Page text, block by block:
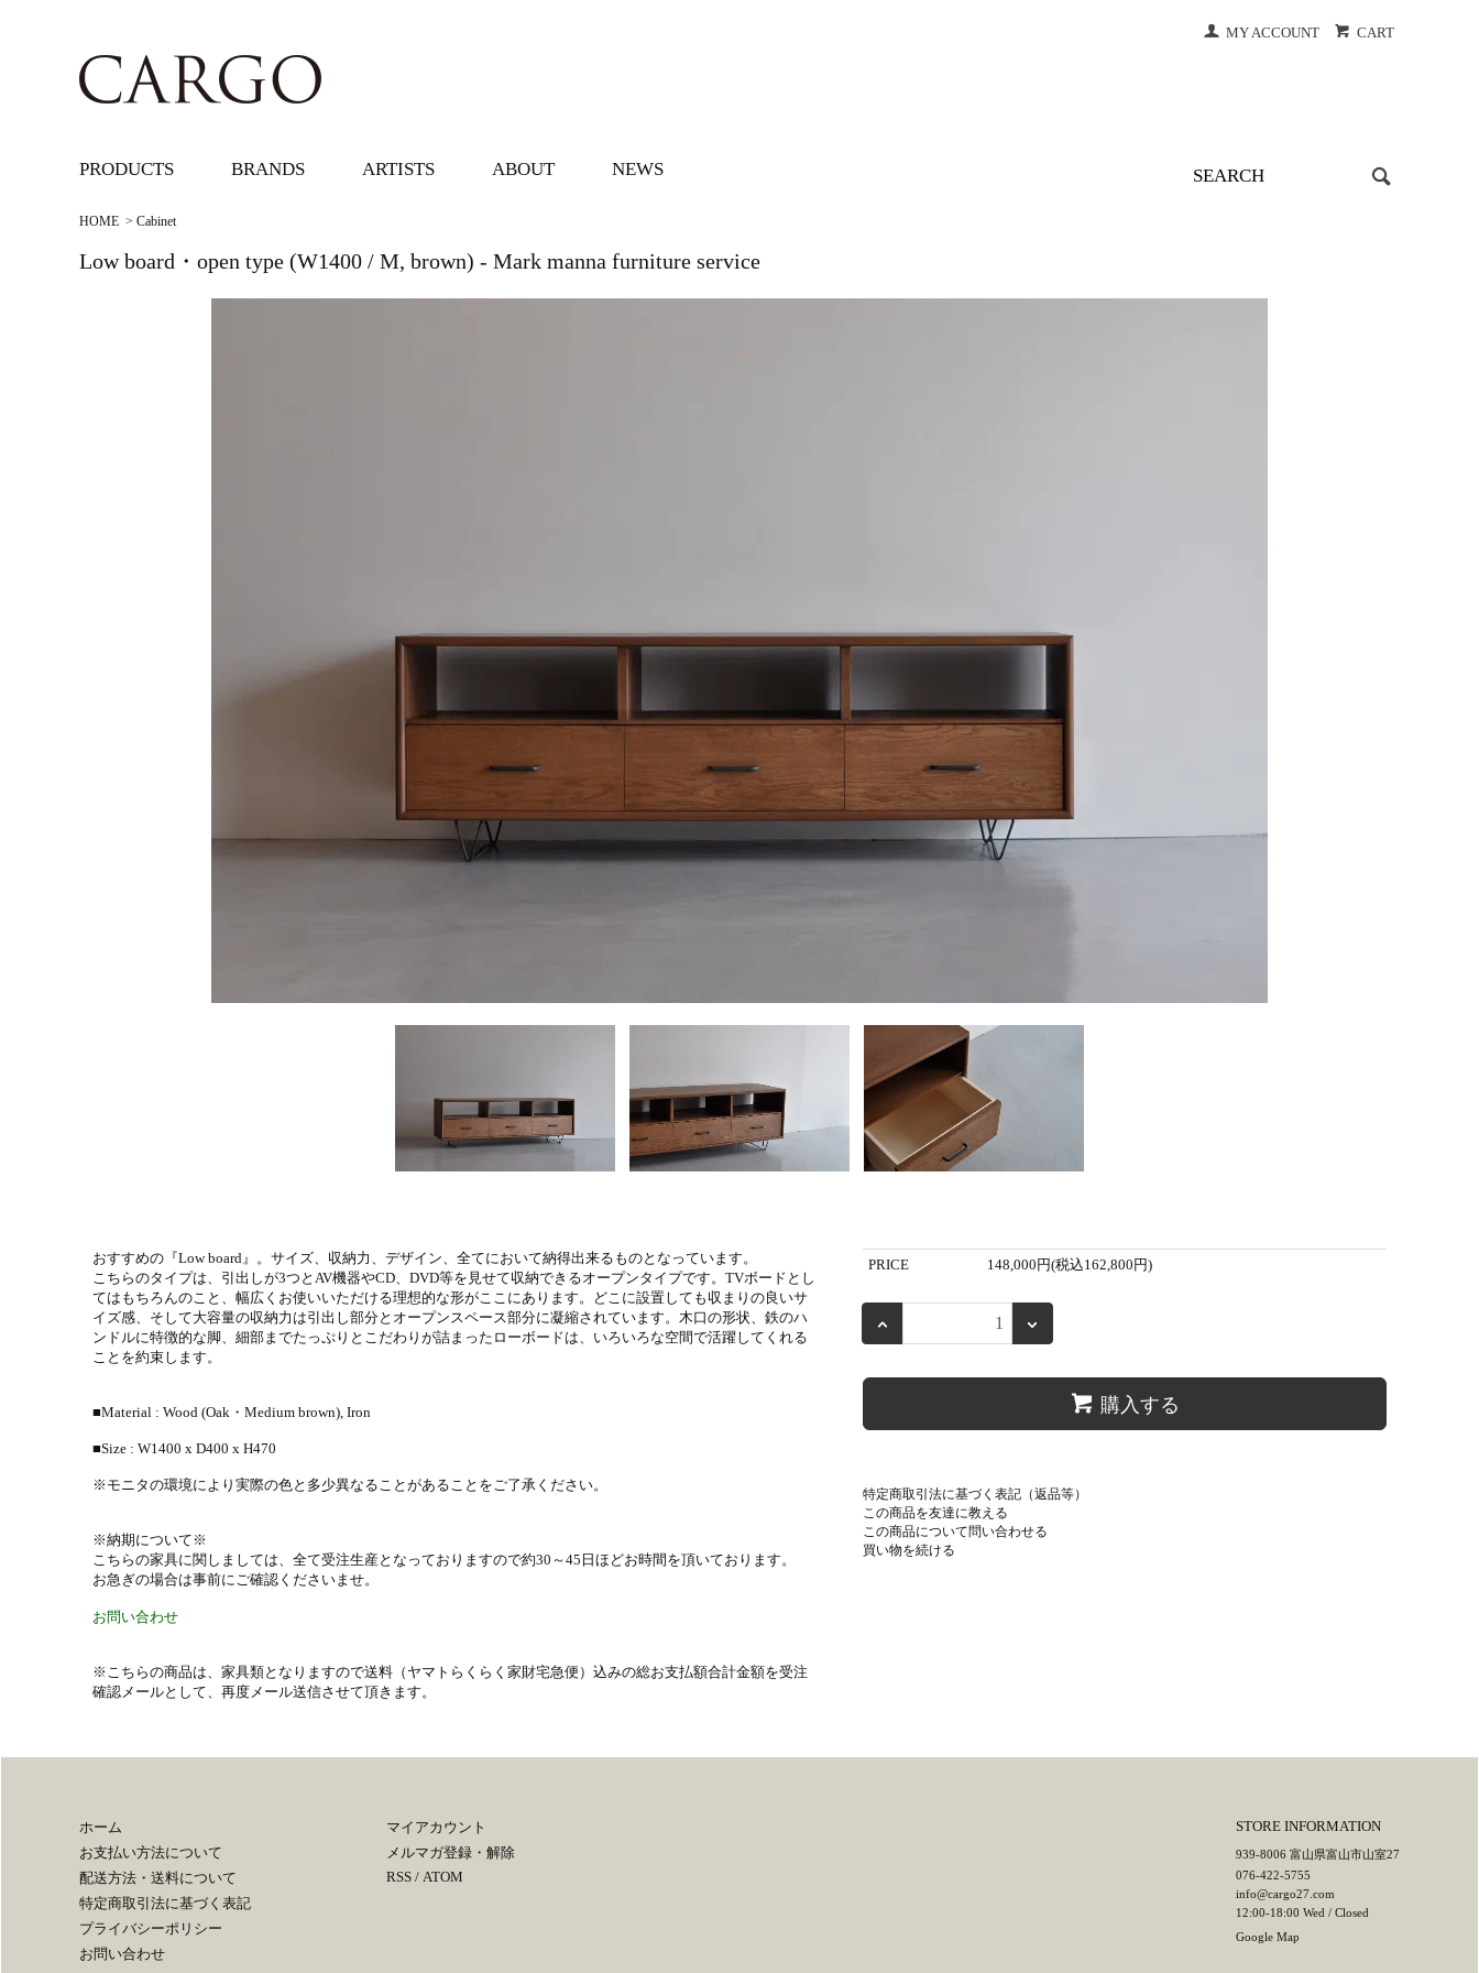
MY ACCOUNT CART
PRODUCTS BRANDS ARTISTS ABOUT NEWS
HOME > Cabinet
Low board・open type (W1400 / M, brown) - Mark manna furniture service
おすすめの『Low board』。サイズ、収納力、デザイン、全てにおいて納得出来るものとなっています。
こちらのタイプは、引出しが3つとAV機器やCD、DVD等を見せて収納できるオープンタイプです。TVボードとし
てはもちろんのこと、幅広くお使いいただける理想的な形がここにあります。どこに設置しても収まりの良いサ
イズ感、そして大容量の収納力は引出し部分とオープンスペース部分に凝縮されています。木口の形状、鉄のハ
ンドルに特徴的な脚、細部までたっぷりとこだわりが詰まったローボードは、いろいろな空間で活躍してくれる
ことを約束します。
■Material : Wood (Oak・Medium brown), Iron
■Size : W1400 x D400 x H470
※モニタの環境により実際の色と多少異なることがあることをご了承ください。
※納期について※
こちらの家具に関しましては、全て受注生産となっておりますので約30～45日ほどお時間を頂いております。
お急ぎの場合は事前にご確認くださいませ。
お問い合わせ
※こちらの商品は、家具類となりますので送料（ヤマトらくらく家財宅急便）込みの総お支払額合計金額を受注
確認メールとして、再度メール送信させて頂きます。
PRICE 148,000円(税込162,800円)
購入する
特定商取引法に基づく表記（返品等）
この商品を友達に教える
この商品について問い合わせる
買い物を続ける
ホーム
お支払い方法について
配送方法・送料について
特定商取引法に基づく表記
プライバシーポリシー
お問い合わせ
マイアカウント
メルマガ登録・解除
RSS/ ATOM
STORE INFORMATION
939-8006 富山県富山市山室27
076-422-5755
info@cargo27.com
12:00-18:00 Wed / Closed
Google Map